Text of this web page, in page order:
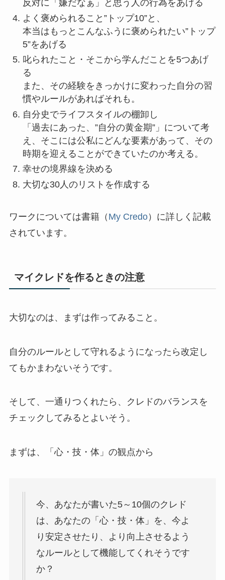
反対に「嫌だなぁ」と思う人の行為をあげる
よく褒められること”トップ10”と、
本当はもっとこんなふうに褒められたい”トップ
5”をあげる
叱られたこと・そこから学んだことを5つあげ
る
また、その経験をきっかけに変わった自分の習
慣やルールがあればそれも。
自分史でライフスタイルの棚卸し
「過去にあった、”自分の黄金期”」について考
え、そこには公私にどんな要素があって、その
時期を迎えることができていたのか考える。
幸せの境界線を決める
大切な30人のリストを作成する
ワークについては書籍（ My Credo）に詳しく記載
されています。
マイクレドを作るときの注意
大切なのは、まずは作ってみること。
自分のルールとして守れるようになったら改定し
てもかまわないそうです。
そして、一通りつくれたら、クレドのバランスを
チェックしてみるとよいそう。
まずは、「心・技・体」の観点から
今、あなたが書いた5～10個のクレド
は、あなたの「心・技・体」を、今よ
り安定させたり、より向上させるよう
なルールとして機能してくれそうです
か？